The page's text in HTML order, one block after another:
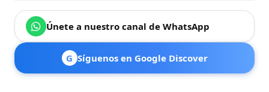
Únete a nuestro canal de WhatsApp
G Síguenos en Google Discover